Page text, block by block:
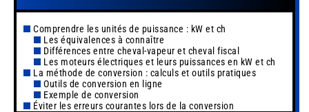
Comprendre les unités de puissance : kW et ch
Les équivalences à connaître
Différences entre cheval-vapeur et cheval fiscal
Les moteurs électriques et leurs puissances en kW et ch
La méthode de conversion : calculs et outils pratiques
Outils de conversion en ligne
Exemple de conversion
Éviter les erreurs courantes lors de la conversion